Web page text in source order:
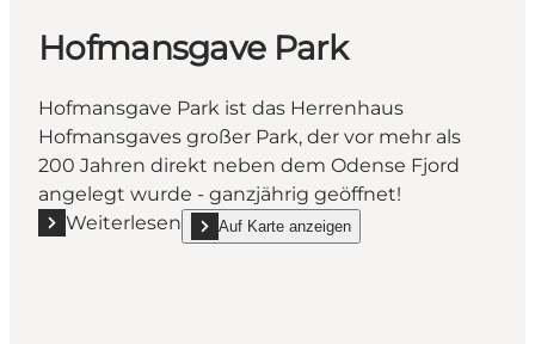
Hofmansgave Park
Hofmansgave Park ist das Herrenhaus
Hofmansgaves großer Park, der vor mehr als
200 Jahren direkt neben dem Odense Fjord
angelegt wurde - ganzjährig geöffnet!
Weiterlesen
Mehr erfahren "Hofmansgave Park"
Auf Karte anzeigen
show Hofmansgave Park on_map